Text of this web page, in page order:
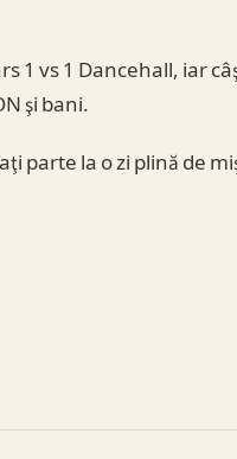
1 vs 1 Dancehall, iar
şi bani.
parte la o zi plină de